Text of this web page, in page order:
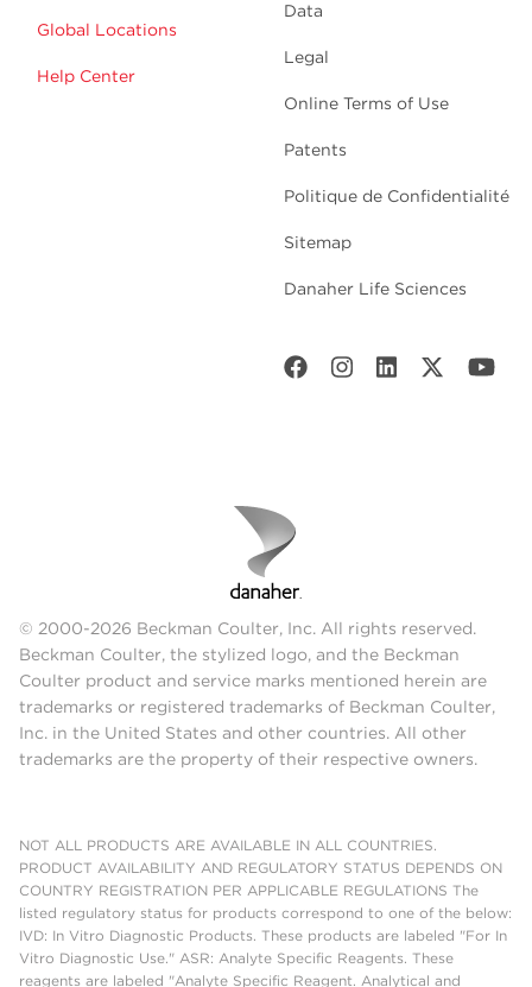
Global Locations
Help Center
Data
Legal
Online Terms of Use
Patents
Politique de Confidentialité
Sitemap
Danaher Life Sciences
© 2000-2026 Beckman Coulter, Inc. All rights reserved.
Beckman Coulter, the stylized logo, and the Beckman
Coulter product and service marks mentioned herein are
trademarks or registered trademarks of Beckman Coulter,
Inc. in the United States and other countries. All other
trademarks are the property of their respective owners.
NOT ALL PRODUCTS ARE AVAILABLE IN ALL COUNTRIES.
PRODUCT AVAILABILITY AND REGULATORY STATUS DEPENDS ON
COUNTRY REGISTRATION PER APPLICABLE REGULATIONS The
listed regulatory status for products correspond to one of the below:
IVD: In Vitro Diagnostic Products. These products are labeled "For In
Vitro Diagnostic Use." ASR: Analyte Specific Reagents. These
reagents are labeled "Analyte Specific Reagent. Analytical and